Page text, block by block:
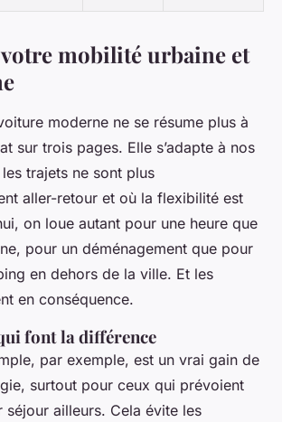
mobilité urbaine et
moderne ne se résume plus à
sur trois pages. Elle s’adapte à nos
trajets ne sont plus
aller-retour et où la flexibilité est
on loue autant pour une heure que
pour un déménagement que pour
en dehors de la ville. Et les
en conséquence.
font la différence
par exemple, est un vrai gain de
surtout pour ceux qui prévoient
séjour ailleurs. Cela évite les